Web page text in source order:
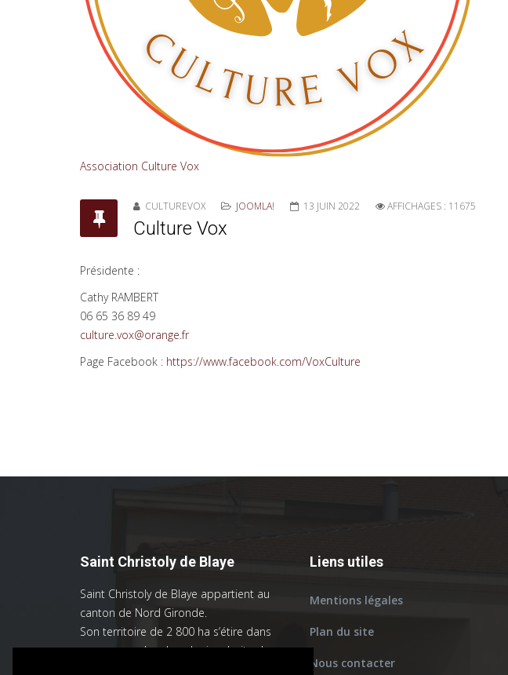
Association Culture Vox
CULTUREVOX JOOMLA! 13 JUIN 2022 AFFICHAGES : 11675
Culture Vox
Présidente :
Cathy RAMBERT
06 65 36 89 49
culture.vox@orange.fr
Page Facebook : https://www.facebook.com/VoxCulture
Saint Christoly de Blaye
Saint Christoly de Blaye appartient au
canton de Nord Gironde.
Son territoire de 2 800 ha s’étire dans
un sens nord sud sur la rive droite du
Liens utiles
Mentions légales
Plan du site
Nous contacter